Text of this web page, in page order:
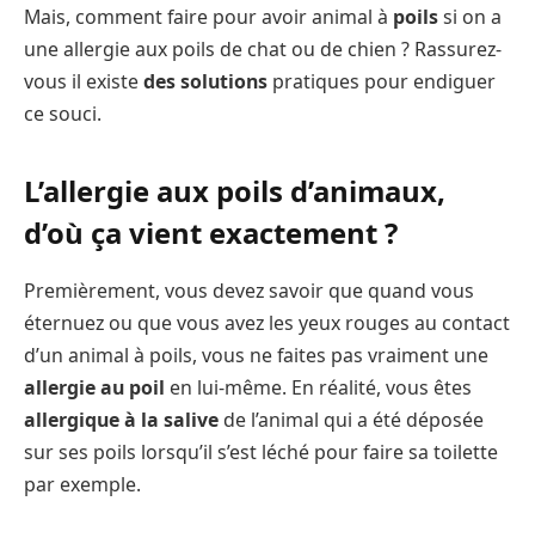
Mais, comment faire pour avoir animal à poilssi on a
une allergie aux poils de chat ou de chien ? Rassurez-
vous il existedes solutions pratiques pour endiguer
ce souci.
L’allergie aux poils d’animaux,
d’où ça vient exactement ?
Premièrement, vous devez savoir que quand vous
éternuez ou que vous avez les yeux rouges au contact
d’un animal à poils, vous ne faites pas vraiment une
allergie au poil en lui-même. En réalité, vous êtes
allergique à la salive de l’animal qui a été déposée
sur ses poils lorsqu’il s’est léché pour faire sa toilette
par exemple.